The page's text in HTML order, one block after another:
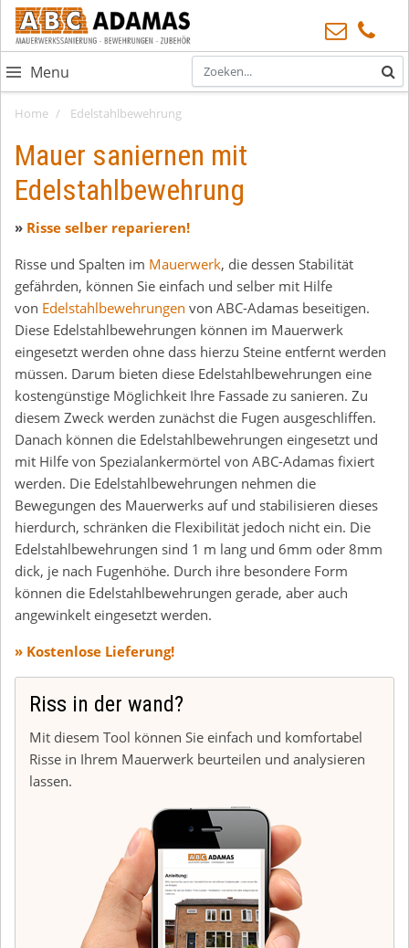
Menu
Home Edelstahlbewehrung
Mauer saniernen mit
Edelstahlbewehrung
» Risse selber reparieren!
Risse und Spalten im Mauerwerk, die dessen Stabilität
gefährden, können Sie einfach und selber mit Hilfe
von Edelstahlbewehrungen von ABC-Adamas beseitigen.
Diese Edelstahlbewehrungen können im Mauerwerk
eingesetzt werden ohne dass hierzu Steine entfernt werden
müssen. Darum bieten diese Edelstahlbewehrungen eine
kostengünstige Möglichkeit Ihre Fassade zu sanieren. Zu
diesem Zweck werden zunächst die Fugen ausgeschliffen.
Danach können die Edelstahlbewehrungen eingesetzt und
mit Hilfe von Spezialankermörtel von ABC-Adamas fixiert
werden. Die Edelstahlbewehrungen nehmen die
Bewegungen des Mauerwerks auf und stabilisieren dieses
hierdurch, schränken die Flexibilität jedoch nicht ein. Die
Edelstahlbewehrungen sind 1 m lang und 6mm oder 8mm
dick, je nach Fugenhöhe. Durch ihre besondere Form
können die Edelstahlbewehrungen gerade, aber auch
angewinkelt eingesetzt werden.
» Kostenlose Lieferung!
Riss in der wand?
Mit diesem Tool können Sie einfach und komfortabel
Risse in Ihrem Mauerwerk beurteilen und analysieren
lassen.